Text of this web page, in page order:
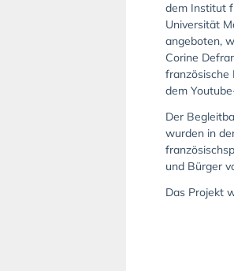
dem Institut
Universität
angeboten,
Corine
französische
dem
Der
wurden in
und Bürger
Das Projekt